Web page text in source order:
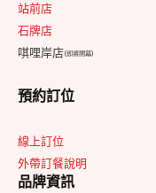
站前店
石牌店
唭哩岸店(即將開幕)
預約訂位
線上訂位
外帶訂餐說明
品牌資訊